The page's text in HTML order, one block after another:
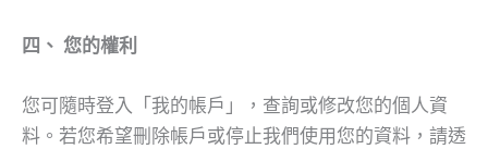
四、 您的權利
您可隨時登入「我的帳戶」，查詢或修改您的個人資
料。若您希望刪除帳戶或停止我們使用您的資料，請透